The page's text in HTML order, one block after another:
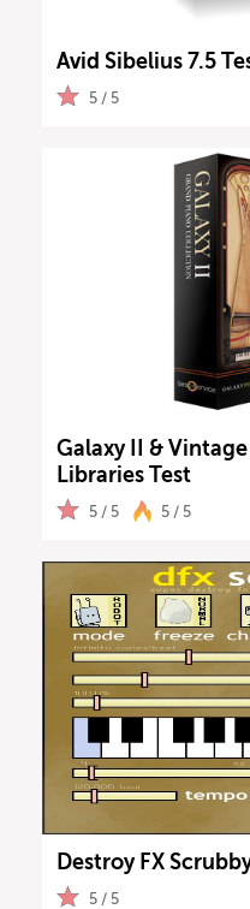
Avid Sibelius 7.5
5 / 5
Galaxy II &
Libraries Test
5 / 5 5 / 5
Destroy FX
5 / 5